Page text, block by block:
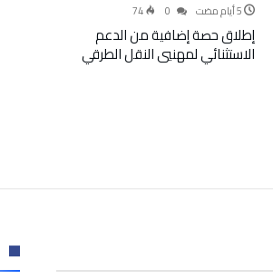
74
إطلاق حصة إضافية من الدعم
الاستثنائي لمهنيي النقل الطرقي